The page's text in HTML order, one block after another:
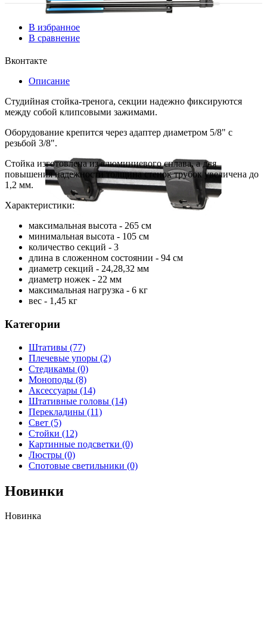
В избранное
В сравнение
Вконтакте
Описание
Студийная стойка-тренога, секции надежно фиксируются
между собой клипсовыми зажимами.
Оборудование крепится через адаптер диаметром 5/8" с
резьбой 3/8".
Стойка изготовлена из алюминиевого сплава, а для
повышения надежности толщина стенок трубок увеличена до
1,2 мм.
Характеристики:
максимальная высота - 265 см
минимальная высота - 105 см
количество секций - 3
длина в сложенном состоянии - 94 см
диаметр секций - 24,28,32 мм
диаметр ножек - 22 мм
максимальная нагрузка - 6 кг
вес - 1,45 кг
Категории
Штативы (77)
Плечевые упоры (2)
Стедикамы (0)
Моноподы (8)
Аксессуары (14)
Штативные головы (14)
Перекладины (11)
Свет (5)
Стойки (12)
Картинные подсветки (0)
Люстры (0)
Спотовые светильники (0)
Новинки
Новинка